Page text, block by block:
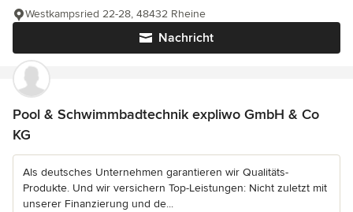
Nachricht
Westkampsried 22-28, 48432 Rheine
Pool & Schwimmbadtechnik expliwo GmbH & Co
KG
Als deutsches Unternehmen garantieren wir Qualitäts-
Produkte. Und wir versichern Top-Leistungen: Nicht zuletzt mit
unserer Finanzierung und de...